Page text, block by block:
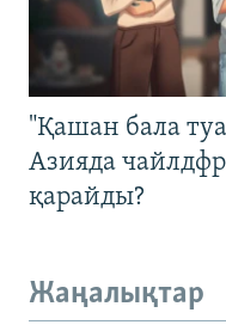
"Қашан бала
Азияда
қарайды?
Жаңалықтар